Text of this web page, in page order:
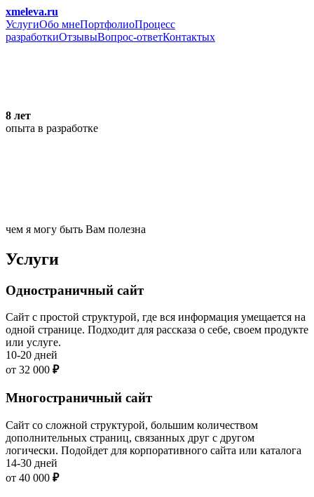
xmeleva.ru
УслугиОбо мнеПортфолиоПроцесс
разработкиОтзывыВопрос-ответКонтактыx
8 лет
опыта в разработке
чем я могу быть Вам полезна
Услуги
Одностраничный сайт
Сайт с простой структурой, где вся информация умещается на
одной странице. Подходит для рассказа о себе, своем продукте
или услуге.
10-20 дней
от 32 000 ₽
Многостраничный сайт
Сайт со сложной структурой, большим количеством
дополнительных страниц, связанных друг с другом
логически. Подойдет для корпоративного сайта или каталога
14-30 дней
от 40 000 ₽